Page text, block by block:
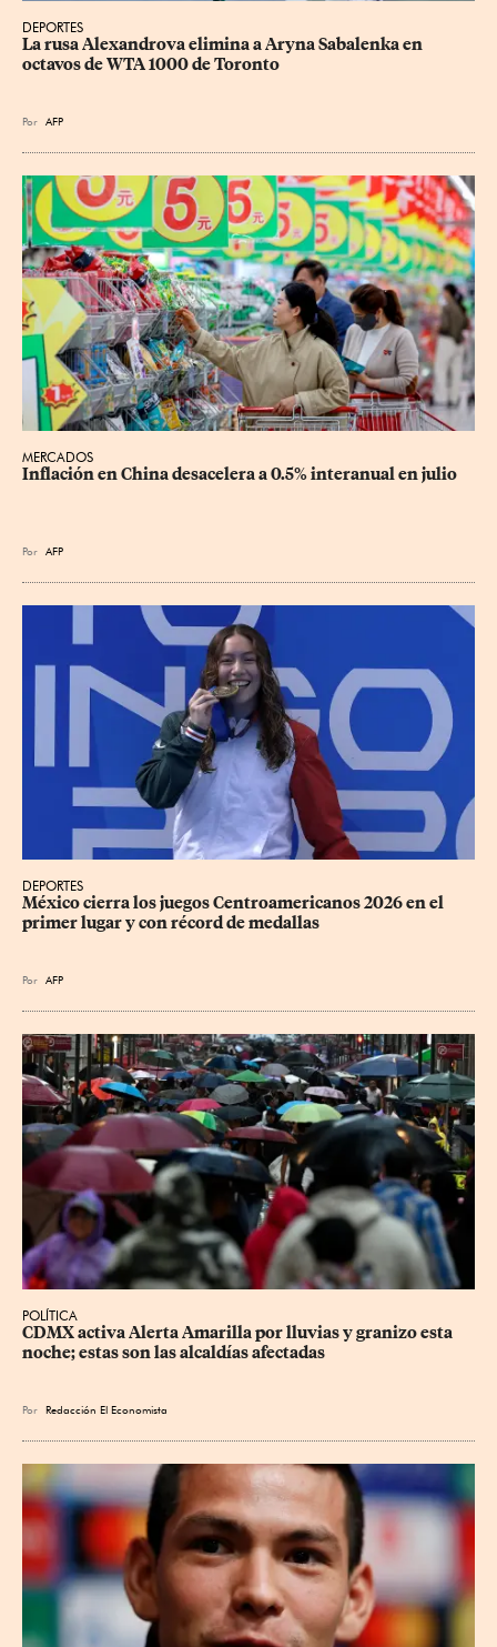
DEPORTES
La rusa Alexandrova elimina a Aryna Sabalenka en
octavos de WTA 1000 de Toronto
Por AFP
MERCADOS
Inflación en China desacelera a 0.5% interanual en julio
Por AFP
DEPORTES
México cierra los juegos Centroamericanos 2026 en el
primer lugar y con récord de medallas
Por AFP
POLÍTICA
CDMX activa Alerta Amarilla por lluvias y granizo esta
noche; estas son las alcaldías afectadas
Por Redacción El Economista